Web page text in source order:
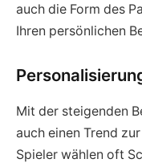
auch die Form des
Ihren persönlichen
Mit der steigenden
auch einen Trend
Spieler wählen oft